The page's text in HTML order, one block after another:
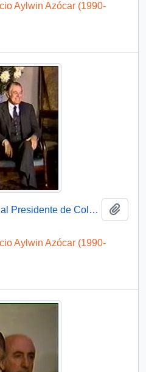
Aylwin Azócar (1990-
Presidente Aylwin recibe al Presidente de Colombia Virgilio Barco Vargas en la Moneda: video
Aylwin Azócar (1990-